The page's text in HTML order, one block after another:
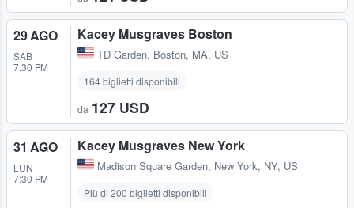
29 AGO
SAB
7:30 PM
Kacey Musgraves Boston
TD Garden, Boston, MA, US
164 biglietti disponibili
da 127 USD
31 AGO
LUN
7:30 PM
Kacey Musgraves New York
Madison Square Garden, New York, NY, US
Più di 200 biglietti disponibili